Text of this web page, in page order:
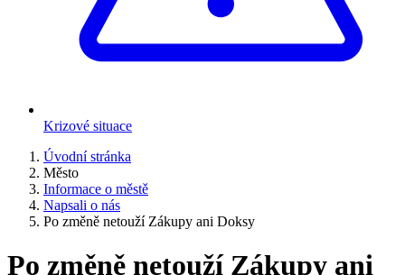
Krizové situace
Úvodní stránka
Město
Informace o městě
Napsali o nás
Po změně netouží Zákupy ani Doksy
Po změně netouží Zákupy ani